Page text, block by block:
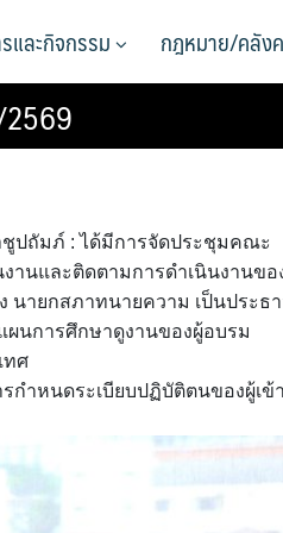
และกิจกรรม กฎหมาย/คลัง
2569
ปถัมภ์ : ได้มีการจัดประชุมคณะ
านและติดตามการดำเนินงานขอ
นายกสภาทนายความ เป็นประธ
นการศึกษาดูงานของผู้อบรม
ทศ
กำหนดระเบียบปฏิบัติตนของผู้เข้